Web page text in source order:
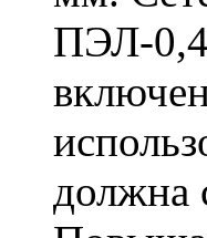
ПЭЛ-
должна